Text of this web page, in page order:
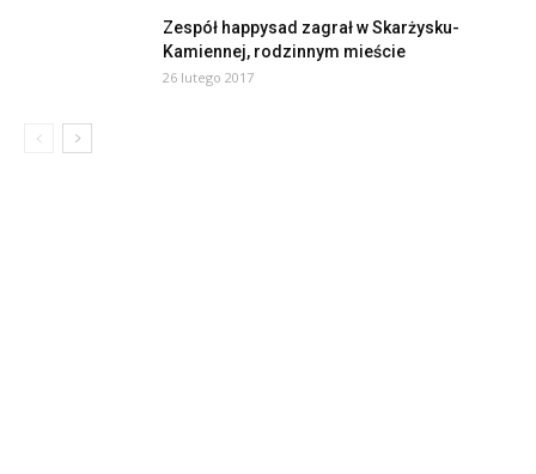
Zespół happysad zagrał w Skarżysku-
Kamiennej, rodzinnym mieście
26 lutego 2017